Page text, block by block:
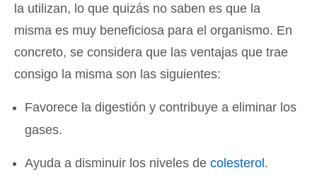
la utilizan, lo que quizás no saben es que la
misma es muy beneficiosa para el organismo. En
concreto, se considera que las ventajas que trae
consigo la misma son las siguientes:
Favorece la digestión y contribuye a eliminar los
gases.
Ayuda a disminuir los niveles decolesterol .